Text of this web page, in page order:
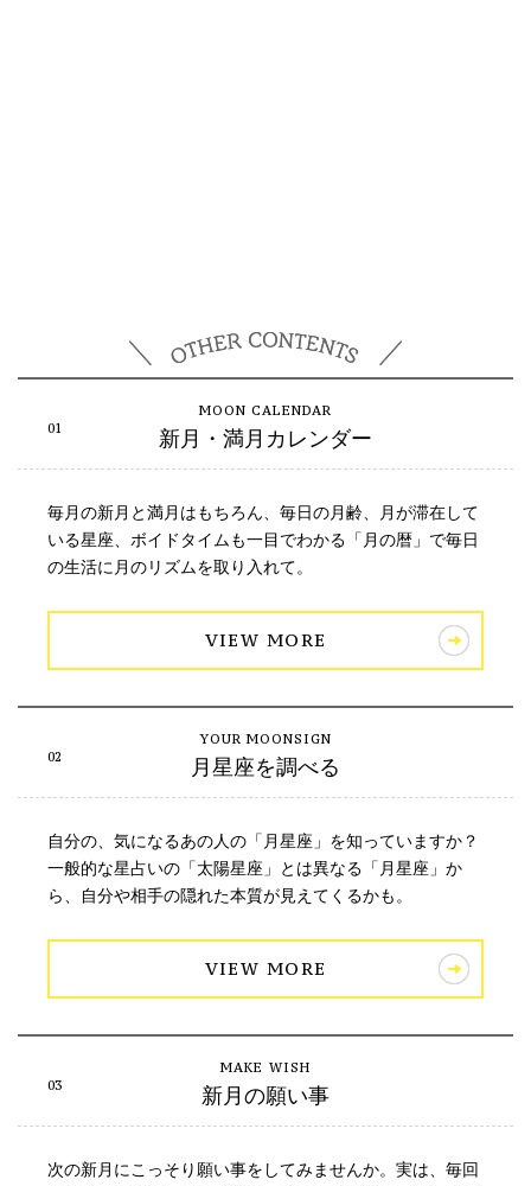
新月・満月カレンダー
毎月の新月と満月はもちろん、毎日の月齢、月が滞在して
いる星座、ボイドタイムも一目でわかる「月の暦」で毎日
の生活に月のリズムを取り入れて。
VIEW MORE
月星座を調べる
自分の、気になるあの人の「月星座」を知っていますか？
一般的な星占いの「太陽星座」とは異なる「月星座」か
ら、自分や相手の隠れた本質が見えてくるかも。
VIEW MORE
新月の願い事
次の新月にこっそり願い事をしてみませんか。実は、毎回